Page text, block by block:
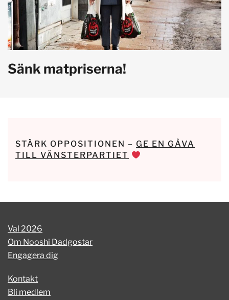
Sänk matpriserna!
STÄRK OPPOSITIONEN – GE EN GÅVA
TILL VÄNSTERPARTIET
Val 2026
Om Nooshi Dadgostar
Engagera dig
Kontakt
Bli medlem